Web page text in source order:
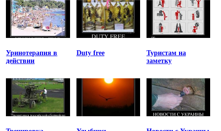
Уринотерапия в
действии
Duty free
Туристам на
заметку